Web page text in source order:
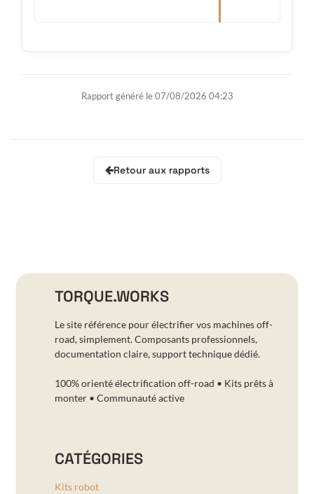
Rapport généré le 07/08/2026 04:23
Retour aux rapports
TORQUE.WORKS
Le site référence pour électrifier vos machines off-
road, simplement. Composants professionnels,
documentation claire, support technique dédié.
100% orienté électrification off-road • Kits prêts à
monter • Communauté active
CATÉGORIES
Kits robot